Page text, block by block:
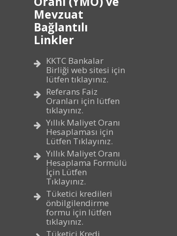
Mevzuat
Bağlantılı
Linkler
KKTC Bankalar
Birliği web sitesi için
lütfen tıklayınız.
Referans Faiz
Oranları için lütfen
tıklayınız.
Yıllık Maliyet Oranı
Hesaplaması için
Lütfen Tıklayınız.
Yıllık Maliyet Oranı
Hesaplama Formülü
İçin Lütfen
Tıklayınız.
Tüketici kredileri
önbilgilendirme
formu için lütfen
tıklayınız.
Tüketici Kredi